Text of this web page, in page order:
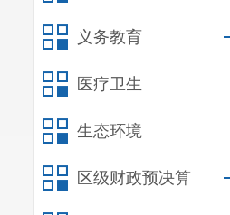
义务教育
医疗卫生
生态环境
区级财政预决算